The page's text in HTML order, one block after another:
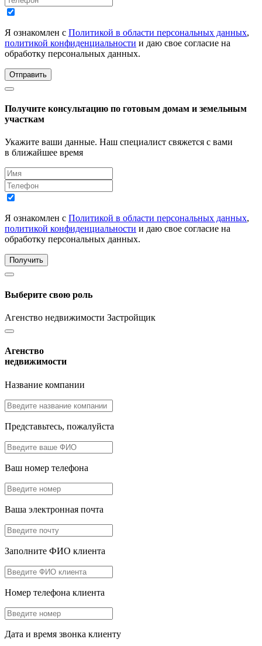
Я ознакомлен с Политикой в области персональных данных,
политикой конфиденциальности и даю свое согласие на
обработку персональных данных.
Отправить
Получите консультацию по готовым домам и земельным
участкам
Укажите ваши данные. Наш специалист свяжется с вами
в ближайшее время
Я ознакомлен с Политикой в области персональных данных,
политикой конфиденциальности и даю свое согласие на
обработку персональных данных.
Получить
Выберите свою роль
Агенство недвижимости Застройщик
Агенство
недвижимости
Название компании
Представьтесь, пожалуйста
Ваш номер телефона
Ваша электронная почта
Заполните ФИО клиента
Номер телефона клиента
Дата и время звонка клиенту